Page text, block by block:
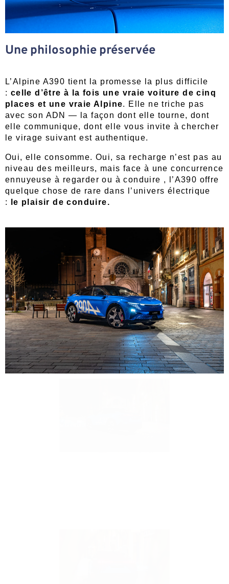
Une philosophie préservée
L’Alpine A390 tient la promesse la plus difficile
: celle d’être à la fois une vraie voiture de cinq
places et une vraie Alpine. Elle ne triche pas
avec son ADN — la façon dont elle tourne, dont
elle communique, dont elle vous invite à chercher
le virage suivant est authentique.
Oui, elle consomme. Oui, sa recharge n’est pas au
niveau des meilleurs, mais face à une concurrence
ennuyeuse à regarder ou à conduire , l’A390 offre
quelque chose de rare dans l’univers électrique
:
le plaisir de conduire.